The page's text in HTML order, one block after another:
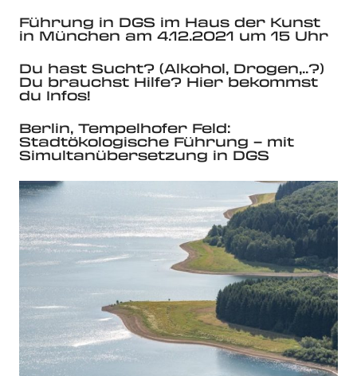
Führung in DGS im Haus der Kunst
in München am 4.12.2021 um 15 Uhr
Du hast Sucht? (Alkohol, Drogen,..?)
Du brauchst Hilfe? Hier bekommst
du Infos!
Berlin, Tempelhofer Feld:
Stadtökologische Führung – mit
Simultanübersetzung in DGS